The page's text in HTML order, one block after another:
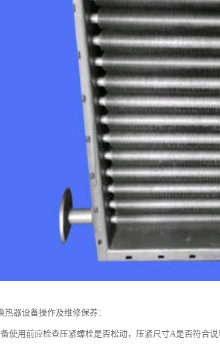
热器设备操作及维修保养：
使用前应检查压紧螺栓是否松动，压紧尺寸A是否符合